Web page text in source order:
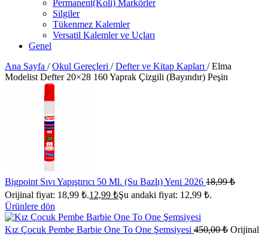
Permanent(Koli) Markörler
Silgiler
Tükenmez Kalemler
Versatil Kalemler ve Uçları
Genel
Ana Sayfa / Okul Gereçleri / Defter ve Kitap Kapları / Elma
Modelist Defter 20×28 160 Yaprak Çizgili (Bayındır) Peşin
Bigpoint Sıvı Yapıştırıcı 50 Ml. (Su Bazlı) Yeni 2026 18,99₺
Orijinal fiyat: 18,99 ₺.12,99 ₺Şu andaki fiyat: 12,99 ₺.
Ürünlere dön
Kız Çocuk Pembe Barbie One To One Şemsiyesi 450,00₺ Orijinal